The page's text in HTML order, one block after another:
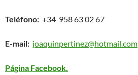
Teléfono: +34 958 63 02 67
E-mail: joaquinpertinez@hotmail.com
Página Facebook.